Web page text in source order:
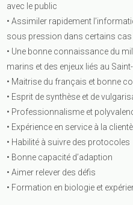
avec le public
• Assimiler rapidement
sous pression dans certains cas
• Une bonne connaissance du
marins et des enjeux liés au
• Maitrise du français et bonne
• Esprit de synthèse et de
• Professionnalisme et
• Expérience en service à la
• Habilité à suivre des protocoles
• Bonne capacité d’adaption
• Aimer relever des défis
• Formation en biologie et